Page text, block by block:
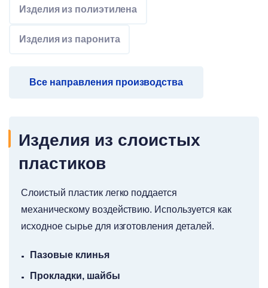
Изделия из полиэтилена
Изделия из паронита
Все направления производства
Изделия из слоистых
пластиков
Слоистый пластик легко поддается
механическому воздействию. Используется как
исходное сырье для изготовления деталей.
Пазовые клинья
Прокладки, шайбы